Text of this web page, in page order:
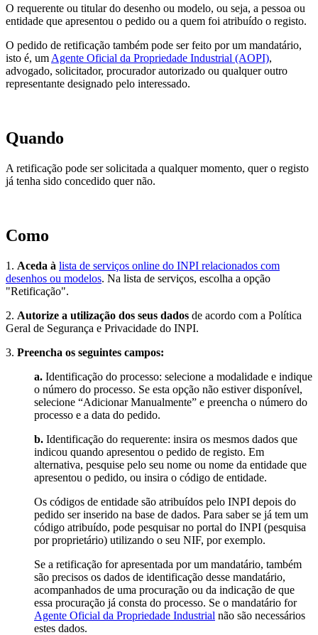
O requerente ou titular do desenho ou modelo, ou seja, a pessoa ou
entidade que apresentou o pedido ou a quem foi atribuído o registo.
O pedido de retificação também pode ser feito por um mandatário,
isto é, um Agente Oficial da Propriedade Industrial (AOPI),
advogado, solicitador, procurador autorizado ou qualquer outro
representante designado pelo interessado.
Quando
A retificação pode ser solicitada a qualquer momento, quer o registo
já tenha sido concedido quer não.
Como
1. Aceda à lista de serviços online do INPI relacionados com
desenhos ou modelos. Na lista de serviços, escolha a opção
"Retificação".
2. Autorize a utilização dos seus dados de acordo com a Política
Geral de Segurança e Privacidade do INPI.
3. Preencha os seguintes campos:
a. Identificação do processo: selecione a modalidade e indique
o número do processo. Se esta opção não estiver disponível,
selecione “Adicionar Manualmente” e preencha o número do
processo e a data do pedido.
b. Identificação do requerente: insira os mesmos dados que
indicou quando apresentou o pedido de registo. Em
alternativa, pesquise pelo seu nome ou nome da entidade que
apresentou o pedido, ou insira o código de entidade.
Os códigos de entidade são atribuídos pelo INPI depois do
pedido ser inserido na base de dados. Para saber se já tem um
código atribuído, pode pesquisar no portal do INPI (pesquisa
por proprietário) utilizando o seu NIF, por exemplo.
Se a retificação for apresentada por um mandatário, também
são precisos os dados de identificação desse mandatário,
acompanhados de uma procuração ou da indicação de que
essa procuração já consta do processo. Se o mandatário for
Agente Oficial da Propriedade Industrial não são necessários
estes dados.